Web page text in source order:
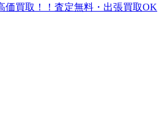
価買取！！査定無料・出張買取OK